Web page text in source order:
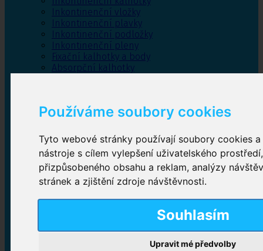
Používáme soubory cookies
Tyto webové stránky používají soubory cookies
nástroje s cílem vylepšení uživatelského
přizpůsobeného obsahu a reklam, analýzy
stránek a zjištění zdroje návštěvnosti.
Souhlasím
Upravit mé předvolby
Inkontinenční vložky
Inkontinenční plavky
Inkontinenční podložky
Inkontinenční pleny
Fixační kalhotky a body
Absorpční kalhotky
Inkontinenční kalhotky
Plenkové kalhotky navlékací,Plenkové kalhotky
zalepovací,Inkontinenční kalhotky dámské
Inkontinenční vložky